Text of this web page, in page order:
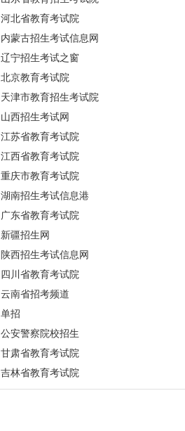
河北省教育考试院
内蒙古招生考试信息网
辽宁招生考试之窗
北京教育考试院
天津市教育招生考试院
山西招生考试网
江苏省教育考试院
江西省教育考试院
重庆市教育考试院
湖南招生考试信息港
广东省教育考试院
新疆招生网
陕西招生考试信息网
四川省教育考试院
云南省招考频道
单招
公安警察院校招生
甘肃省教育考试院
吉林省教育考试院